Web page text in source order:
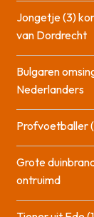
Jongetje (3)
van Dordrecht
Bulgaren
Nederlanders
Profvoetballer
Grote
ontruimd